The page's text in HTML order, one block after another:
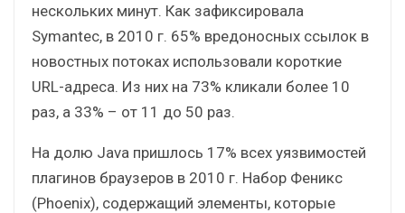
нескольких минут. Как зафиксировала
Symantec, в 2010 г. 65% вредоносных ссылок в
новостных потоках использовали короткие
URL-адреса. Из них на 73% кликали более 10
раз, а 33% – от 11 до 50 раз.
На долю Java пришлось 17% всех уязвимостей
плагинов браузеров в 2010 г. Набор Феникс
(Phoenix), содержащий элементы, которые